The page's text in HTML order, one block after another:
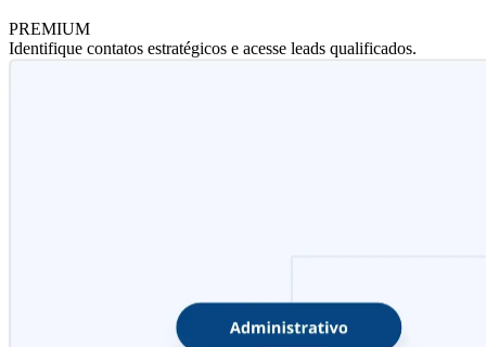
PREMIUM
Identifique contatos estratégicos e acesse leads qualificados.